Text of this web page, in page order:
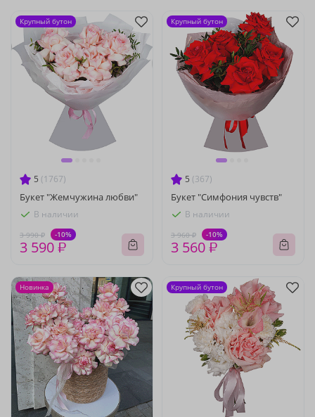
5 (1767)
Букет "Жемчужина любви"
В наличии
3 990 ₽ -10%
3 590 ₽
Крупный бутон
5 (367)
Букет "Симфония чувств"
В наличии
3 960 ₽ -10%
3 560 ₽
Крупный бутон
Новинка Крупный бутон